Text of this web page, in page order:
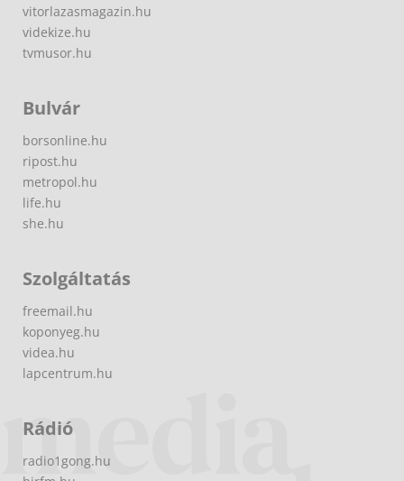
vitorlazasmagazin.hu
videkize.hu
tvmusor.hu
Bulvár
borsonline.hu
ripost.hu
metropol.hu
life.hu
she.hu
Szolgáltatás
freemail.hu
koponyeg.hu
videa.hu
lapcentrum.hu
Rádió
radio1gong.hu